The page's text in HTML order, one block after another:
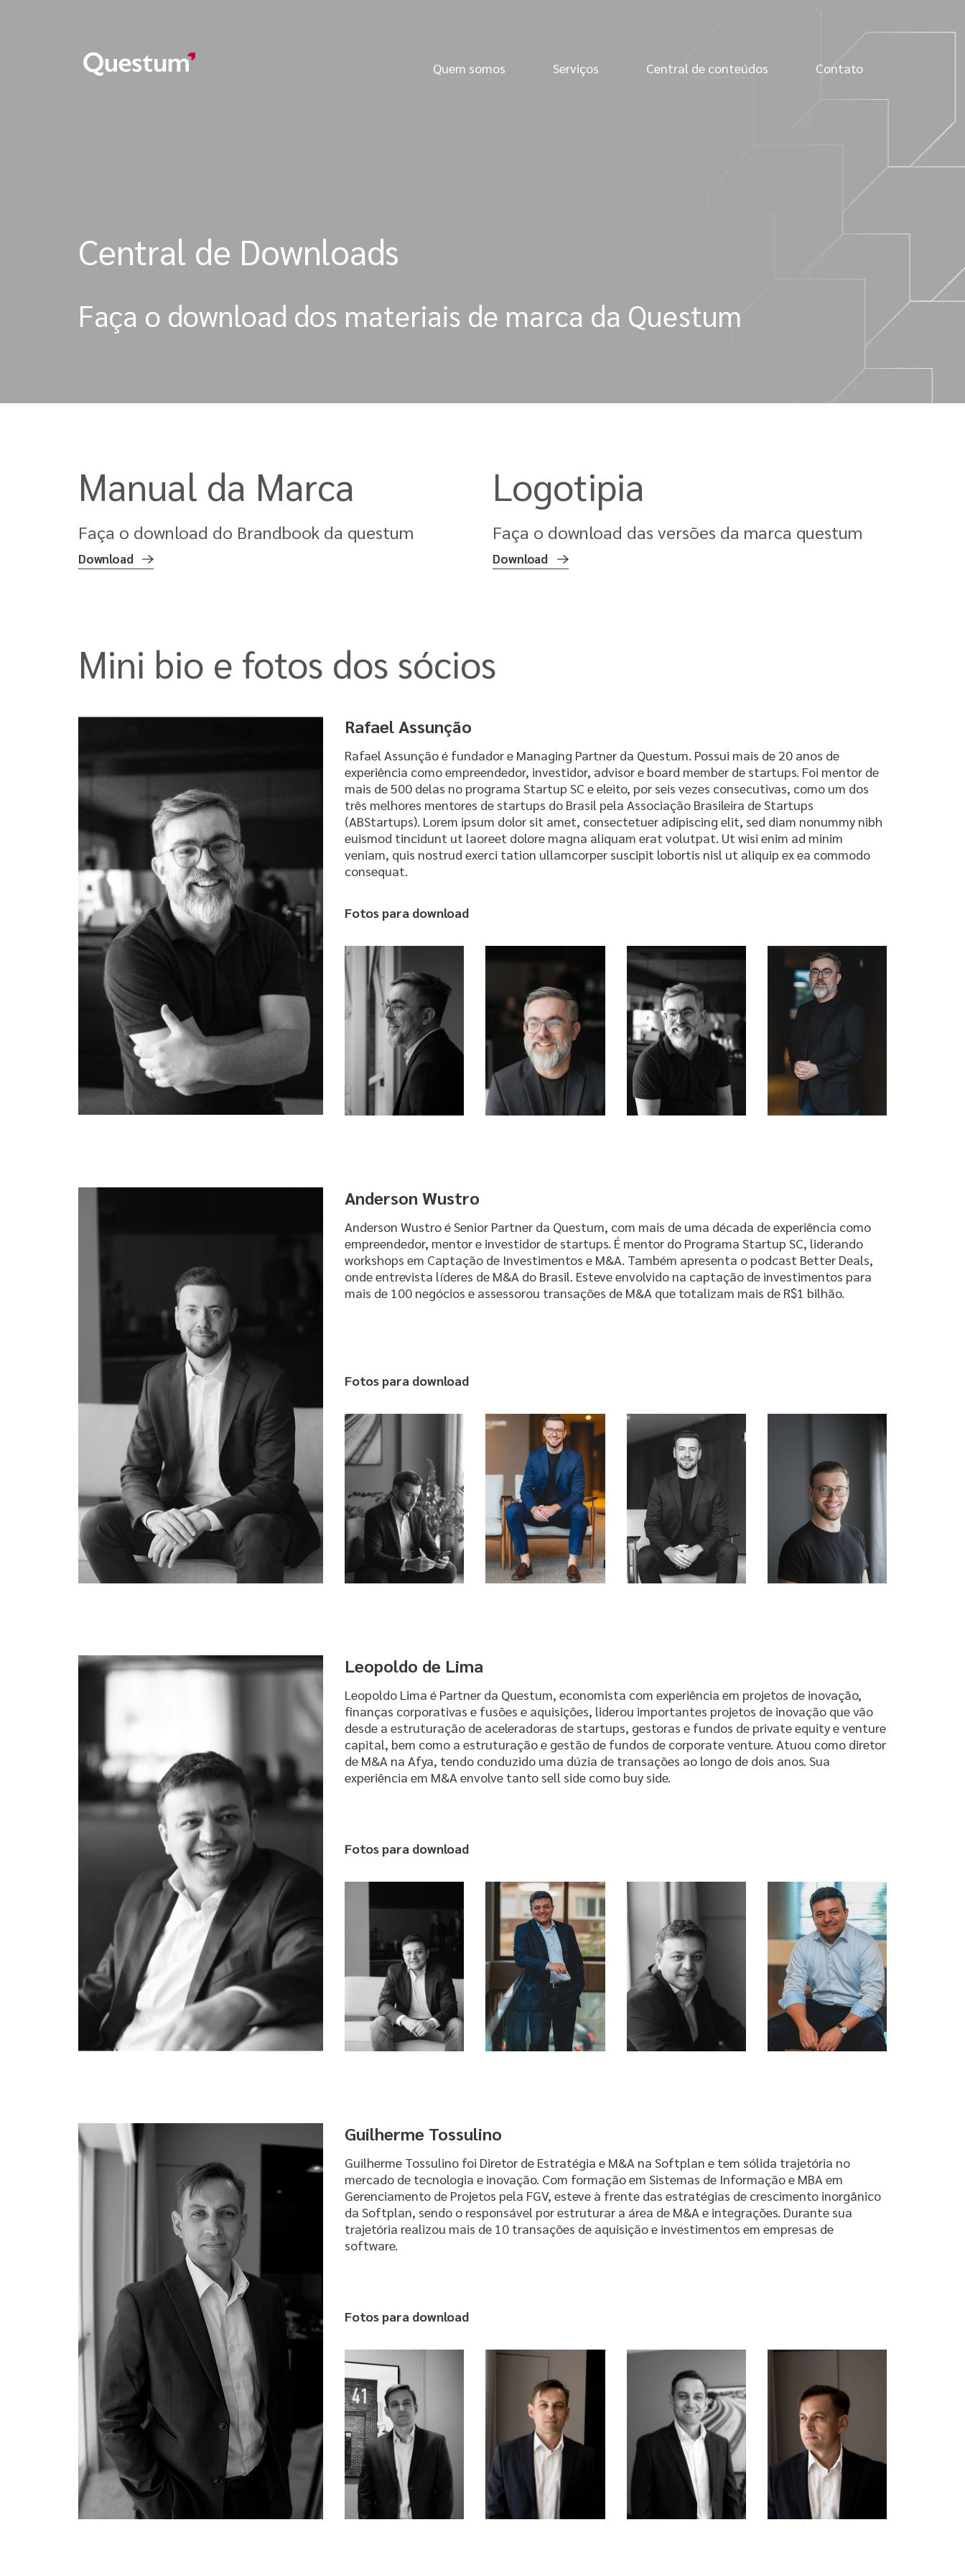
Quem somos Serviços Central de conteúdos Contato
Central de Downloads
Faça o download dos materiais de marca da Questum
Manual da Marca
Faça o download do Brandbook da questum
Download
Logotipia
Faça o download das versões da marca questum
Download
Mini bio e fotos dos sócios
Rafael Assunção
Rafael Assunção é fundador e Managing Partner da Questum. Possui mais de 20 anos de
experiência como empreendedor, investidor, advisor e board member de startups. Foi mentor de
mais de 500 delas no programa Startup SC e eleito, por seis vezes consecutivas, como um dos
três melhores mentores de startups do Brasil pela Associação Brasileira de Startups
(ABStartups). Lorem ipsum dolor sit amet, consectetuer adipiscing elit, sed diam nonummy nibh
euismod tincidunt ut laoreet dolore magna aliquam erat volutpat. Ut wisi enim ad minim
veniam, quis nostrud exerci tation ullamcorper suscipit lobortis nisl ut aliquip ex ea commodo
consequat.
Fotos para download
Anderson Wustro
Anderson Wustro é Senior Partner da Questum, com mais de uma década de experiência como
empreendedor, mentor e investidor de startups. É mentor do Programa Startup SC, liderando
workshops em Captação de Investimentos e M&A. Também apresenta o podcast Better Deals,
onde entrevista líderes de M&A do Brasil. Esteve envolvido na captação de investimentos para
mais de 100 negócios e assessorou transações de M&A que totalizam mais de R$1 bilhão.
Fotos para download
Leopoldo de Lima
Leopoldo Lima é Partner da Questum, economista com experiência em projetos de inovação,
finanças corporativas e fusões e aquisições, liderou importantes projetos de inovação que vão
desde a estruturação de aceleradoras de startups, gestoras e fundos de private equity e venture
capital, bem como a estruturação e gestão de fundos de corporate venture. Atuou como diretor
de M&A na Afya, tendo conduzido uma dúzia de transações ao longo de dois anos. Sua
experiência em M&A envolve tanto sell side como buy side.
Fotos para download
Guilherme Tossulino
Guilherme Tossulino foi Diretor de Estratégia e M&A na Softplan e tem sólida trajetória no
mercado de tecnologia e inovação. Com formação em Sistemas de Informação e MBA em
Gerenciamento de Projetos pela FGV, esteve à frente das estratégias de crescimento inorgânico
da Softplan, sendo o responsável por estruturar a área de M&A e integrações. Durante sua
trajetória realizou mais de 10 transações de aquisição e investimentos em empresas de
software.
Fotos para download